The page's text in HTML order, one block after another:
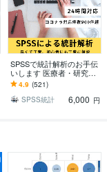
SPSSで統計解析のお手伝
いします 医療者・研究初
心者看護研究など統計解
析にお困りの方にお勧め
4.9 (521)
SPSS統計
6,000 円